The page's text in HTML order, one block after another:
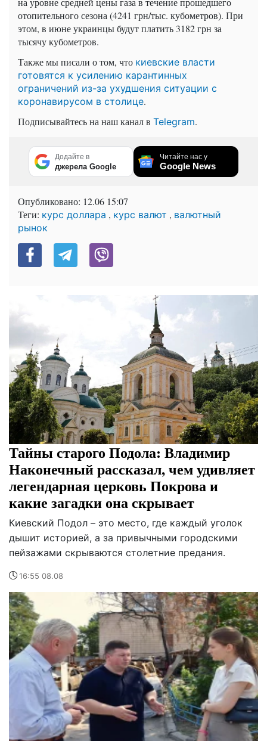
отопительного сезона (4241 грн/тыс. кубометров). При
этом, в июне украинцы будут платить 3182 грн за
тысячу кубометров.
Также мы писали о том, что киевские власти
готовятся к усилению карантинных
ограничений из-за ухудшения ситуации с
коронавирусом в столице.
Подписывайтесь на наш канал в Telegram.
Додайте в
джерела Google
Читайте нас у
Google News
Опубликовано: 12.06 15:07
Теги: курс доллара , курс валют , валютный
рынок
Тайны старого Подола: Владимир
Наконечный рассказал, чем удивляет
легендарная церковь Покрова и
какие загадки она скрывает
Киевский Подол – это место, где каждый уголок
дышит историей, а за привычными городскими
пейзажами скрываются столетние предания.
16:55 08.08